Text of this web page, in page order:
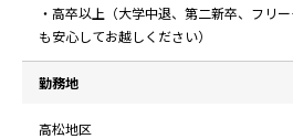
・高卒以上（大学中退、第二新卒、フリ
も安心してお越しください）
勤務地
高松地区